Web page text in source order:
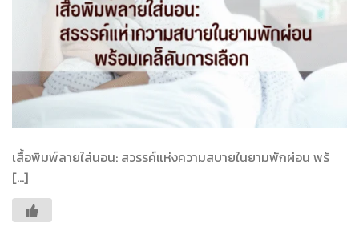
เสื้อพิมพ์ลายใส่นอน: สวรรค์แห่งความสบายในยามพักผ่อน พร้
[…]